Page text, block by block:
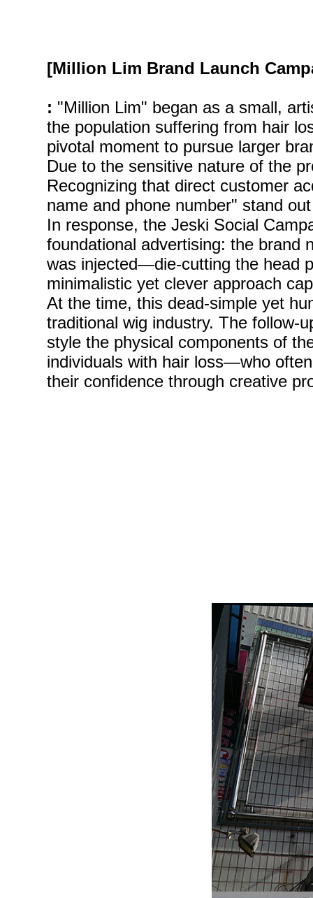
[Million Lim Brand Launch
: "Million Lim" began as a small,
the population suffering from hair
pivotal moment to pursue larger
Due to the sensitive nature of the
Recognizing that direct customer
name and phone number" stand
In response, the Jeski Social
foundational advertising: the brand
was injected—die-cutting the head
minimalistic yet clever approach
At the time, this dead-simple yet
traditional wig industry. The follow-
style the physical components of
individuals with hair loss—who
their confidence through creative